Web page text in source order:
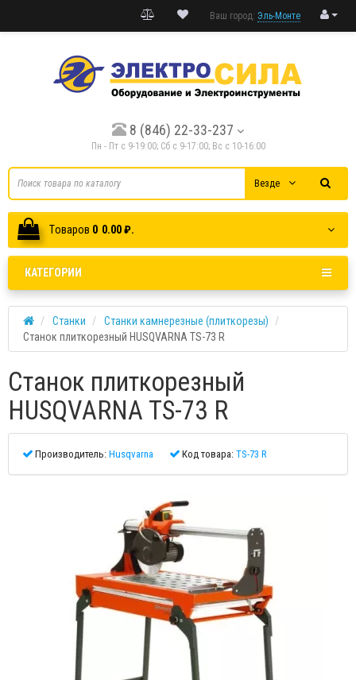
Ваш город: Эль-Монте
8 (846) 22-33-237
Пн - Пт с 9-19:00; Cб с 9-17:00; Вс с 10-16:00
Везде
Tоваров 0 0.00 ₽.
КАТЕГОРИИ
Станки
Станки камнерезные (плиткорезы)
Станок плиткорезный HUSQVARNA TS-73 R
Станок плиткорезный
HUSQVARNA TS-73 R
Производитель: Husqvarna Код товара: TS-73 R